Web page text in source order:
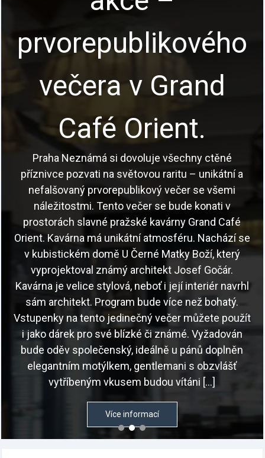
prvorepublikového
večera v Grand
Café Orient.
Praha Neznámá si dovoluje všechny ctěné
příznivce pozvati na světovou raritu – unikátní a
nefalšovaný prvorepublikový večer se všemi
náležitostmi. Tento večer se bude konati v
prostorách slavné pražské kavárny Grand Café
Orient. Kavárna má unikátní atmosféru. Nachází se
v kubistickém domě U Černé Matky Boží, který
vyprojektoval známý architekt Josef Gočár.
Kavárna je velice stylová, neboť i její interiér navrhl
sám architekt. Program bude více než bohatý.
Vstupenky na tento jedinečný večer můžete použít
i jako dárek pro své blízké či známé. Vyžadován
bude oděv společenský, ideálně u pánů doplněn
elegantním motýlkem, gentlemani s obzvlášť
vytříbeným vkusem budou vítáni […]
Více informací